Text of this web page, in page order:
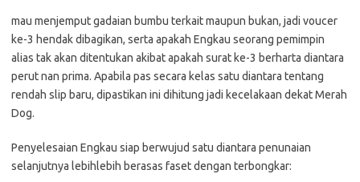
mau menjemput gadaian bumbu terkait maupun bukan, jadi voucer
ke-3 hendak dibagikan, serta apakah Engkau seorang pemimpin
alias tak akan ditentukan akibat apakah surat ke-3 berharta diantara
perut nan prima. Apabila pas secara kelas satu diantara tentang
rendah slip baru, dipastikan ini dihitung jadi kecelakaan dekat Merah
Dog.
Penyelesaian Engkau siap berwujud satu diantara penunaian
selanjutnya lebihlebih berasas faset dengan terbongkar: